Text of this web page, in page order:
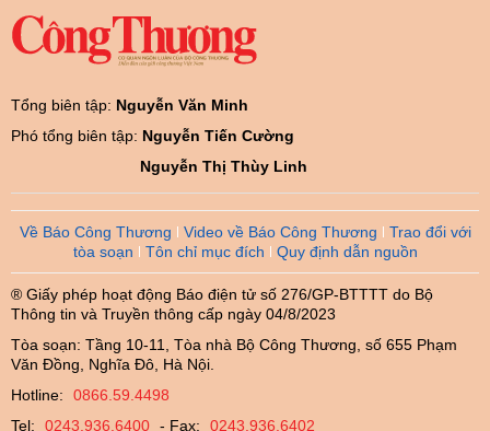
Tổng biên tập: Nguyễn Văn Minh
Phó tổng biên tập: Nguyễn Tiến Cường
Nguyễn Thị Thùy Linh
Về Báo Công Thương Video về Báo Công Thương
Trao đổi với
tòa soạn
Tôn chỉ mục đích Quy định dẫn nguồn
® Giấy phép hoạt động Báo điện tử số 276/GP-BTTTT do Bộ
Thông tin và Truyền thông cấp ngày 04/8/2023
Tòa soạn: Tầng 10-11, Tòa nhà Bộ Công Thương, số 655 Phạm
Văn Đồng, Nghĩa Đô, Hà Nội.
Hotline:
0866.59.4498
Tel:
0243.936.6400 - Fax: 0243.936.6402